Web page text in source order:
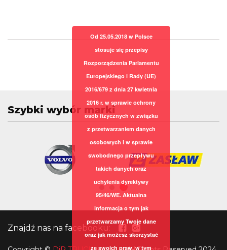
Szybki wybór marki
Znajdź nas na facebooku:
Od 25.05.2018 w Polsce
stosuje się przepisy
Rozporządzenia Parlamentu
Europejskiego i Rady (UE)
2016/679 z dnia 27 kwietnia
2016 r. w sprawie ochrony
osób fizycznych w związku
z przetwarzaniem danych
osobowych i w sprawie
swobodnego przepływu
takich danych oraz
uchylenia dyrektywy
95/46/WE. Aktualna
informacja o tym jak
przetwarzamy Twoje dane
oraz jak możesz skorzystać
ze swoich praw, w tym